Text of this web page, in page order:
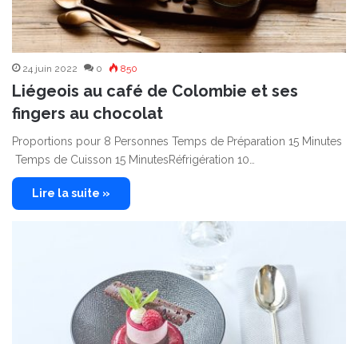
24 juin 2022 0 850
Liégeois au café de Colombie et ses
fingers au chocolat
Proportions pour 8 Personnes Temps de Préparation 15 Minutes
Temps de Cuisson 15 MinutesRéfrigération 10…
Lire la suite »